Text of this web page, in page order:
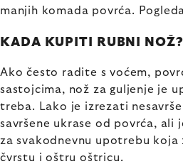
manjih komada povrća.
KADA KUPITI RUBNI NOŽ?
Ako često radite s voćem,
sastojcima, nož za guljenje je
treba. Lako je izrezati
savršene ukrase od povrća, ali
za svakodnevnu upotrebu
čvrstu i oštru oštricu.